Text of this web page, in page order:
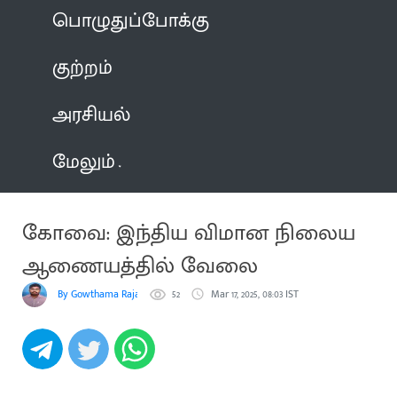
பொழுதுப்போக்கு
குற்றம்
அரசியல்
மேலும்
கோவை: இந்திய விமான நிலைய
ஆணையத்தில் வேலை
By Gowthama Rajakumaran
52 Mar 17, 2025, 08:03 IST